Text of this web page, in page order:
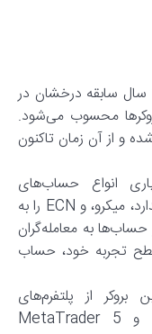
: آلپاری با بیش از 20 سال سابقه درخشان در
محسوب می‌شود.
1998 تاسیس شده و از آن زمان تاکنون
انواع حساب‌های
معاملاتی از جمله حساب‌های استاندارد، میکرو، و ECN را به
به معامله‌گران
تجربه خود، حساب
بروکر از پلتفرم‌های
محبوب مانند MetaTrader 4 و MetaTrader 5